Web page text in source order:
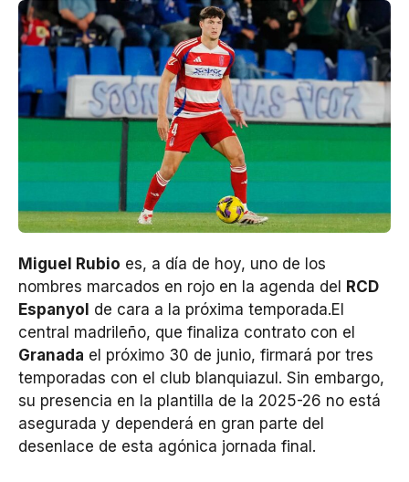
Miguel Rubio es, a día de hoy, uno de los
nombres marcados en rojo en la agenda del RCD
Espanyol de cara a la próxima temporada.El
central madrileño, que finaliza contrato con el
Granada el próximo 30 de junio, firmará por tres
temporadas con el club blanquiazul. Sin embargo,
su presencia en la plantilla de la 2025-26 no está
asegurada y dependerá en gran parte del
desenlace de esta agónica jornada final.